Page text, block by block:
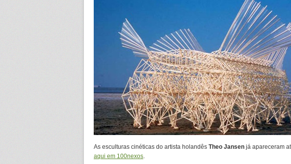
As esculturas cinéticas do artista holandês Theo Jansen já apareceram
aqui em 100nexos.